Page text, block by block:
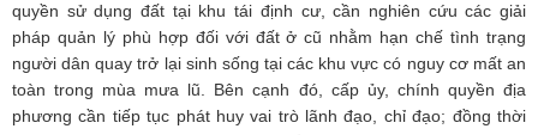
quyền sử dụng đất tại khu tái định cư, cần nghiên cứu các giải
pháp quản lý phù hợp đối với đất ở cũ nhằm hạn chế tình trạng
người dân quay trở lại sinh sống tại các khu vực có nguy cơ mất an
toàn trong mùa mưa lũ. Bên cạnh đó, cấp ủy, chính quyền địa
phương cần tiếp tục phát huy vai trò lãnh đạo, chỉ đạo; đồng thời